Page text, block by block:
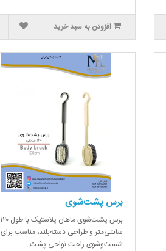
افزودن به سبد خرید
برس پشت‌شوی
برس پشت‌شوی ماهان پلاستیک با طول ۱۲۰
سانتی‌متر و طراحی دسته‌بلند، مناسب برای
شست‌وشوی راحت نواحی پشت..